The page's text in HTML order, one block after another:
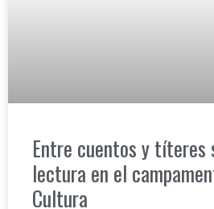
Entre cuentos y títeres
lectura en el
Cultura